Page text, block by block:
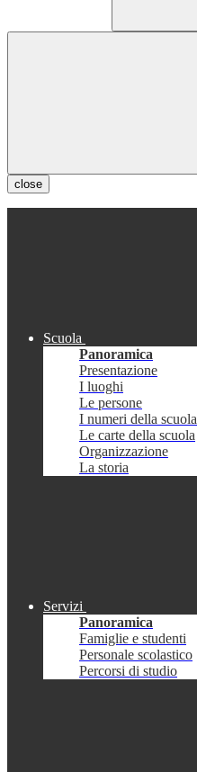
close
Scuola
Panoramica
Presentazione
I luoghi
Le persone
I numeri della scuola
Le carte della scuola
Organizzazione
La storia
Servizi
Panoramica
Famiglie e studenti
Personale scolastico
Percorsi di studio